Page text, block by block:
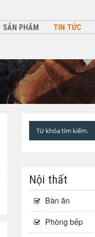
SẢN PHẨM TIN TỨC
Nội thất
Bàn ăn
Phòng bếp